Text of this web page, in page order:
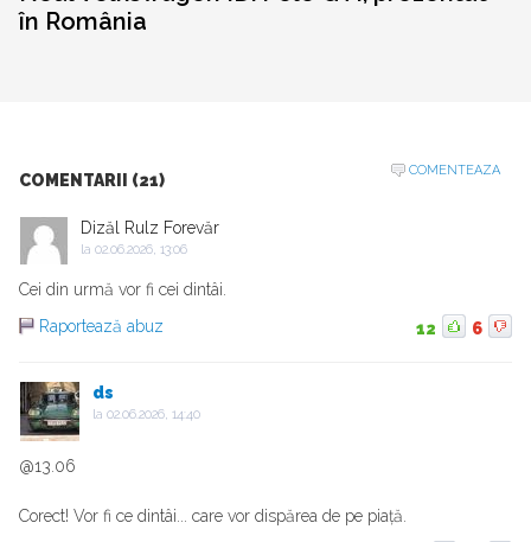
în România
COMENTARII (21)
COMENTEAZA
Dizăl Rulz Forevăr
la 02.06.2026, 13:06
Cei din urmă vor fi cei dintâi.
Raportează abuz
12 6
ds
la 02.06.2026, 14:40
@13.06
Corect! Vor fi ce dintâi... care vor dispărea de pe piață.